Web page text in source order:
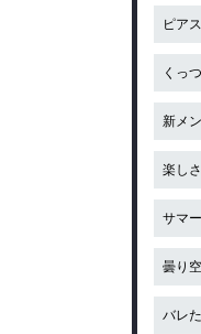
ピアス
くっ
新メ
楽し
サマー
曇り空
バレた